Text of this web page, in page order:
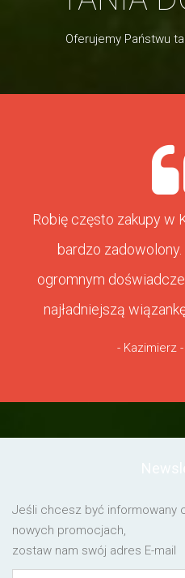
Oferujemy Państwu
Robię często zakupy w
bardzo zadowolony.
ogromnym
najładniejszą
- Kazimierz
Jeśli chcesz być informowany
nowych promocjach,
zostaw nam swój adres E-mail